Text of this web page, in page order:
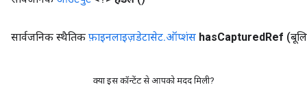
सार्वजनिक स्थैतिक फ़ाइनलाइज़डेटासेट.ऑप्शंस hasCapturedRef
क्या इस कॉन्टेंट से आपको मदद मिली?